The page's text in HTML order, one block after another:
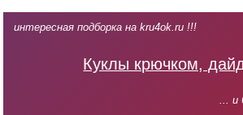
интересная подборка на kru4ok.ru !!!
Куклы крючком,
... и